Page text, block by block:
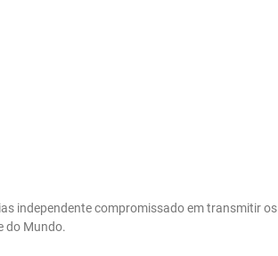
independente compromissado em transmitir os
do Mundo.